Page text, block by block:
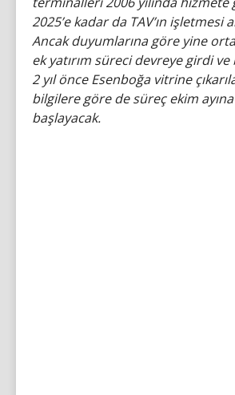
2025’e kadar da TAV’ın işletmesi
Ancak duyumlarına göre yine
ek yatırım süreci devreye girdi
2 yıl önce Esenboğa vitrine
bilgilere göre de süreç ekim
başlayacak.